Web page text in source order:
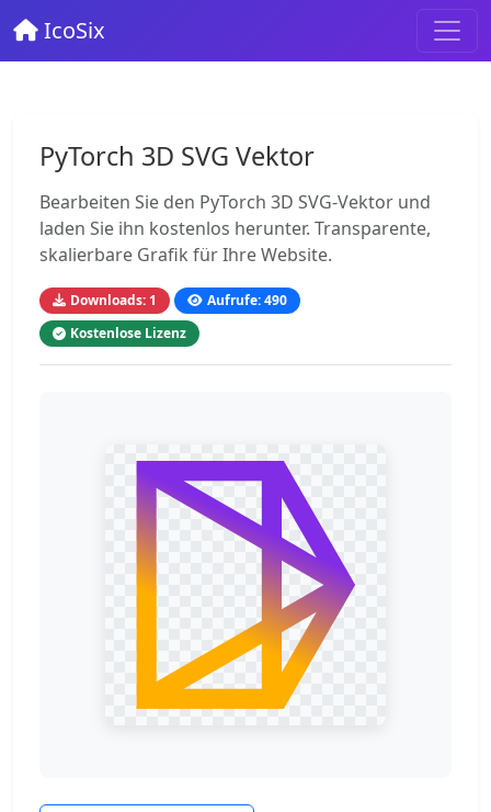
IcoSix
PyTorch 3D SVG Vektor
Bearbeiten Sie den PyTorch 3D SVG-Vektor und
laden Sie ihn kostenlos herunter. Transparente,
skalierbare Grafik für Ihre Website.
Downloads: 1
Aufrufe: 490
Kostenlose Lizenz